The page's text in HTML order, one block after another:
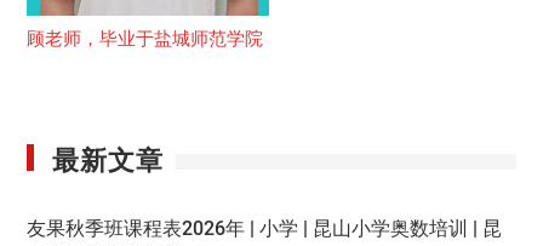
顾老师，毕业于盐城师范学院
最新文章
友果秋季班课程表2026年 | 小学 | 昆山小学奥数培训 | 昆